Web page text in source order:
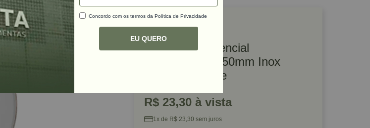
Ref: 60680
Número Residencial
Autoadesivo 8 50mm Inox
Polido Italy Line
R$ 23,30 à vista
1x de R$ 23,30 sem juros
Concordo com os termos da Política de Privacidade
EU QUERO